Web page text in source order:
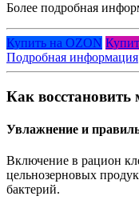
Более подробная
Купить на OZON
Подробная информация
Как
Увлажнение и
Включение в рацион
цельнозерновых
бактерий.